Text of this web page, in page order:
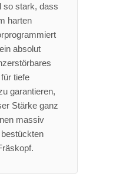
so stark, dass
harten
absolut
tiefe
garantieren,
Stärke ganz
massiv